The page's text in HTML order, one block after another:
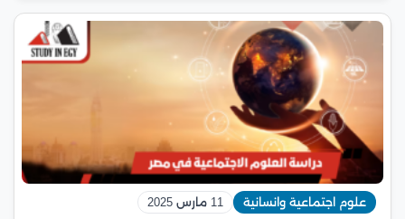
علوم اجتماعية وانسانية 11 مارس 2025